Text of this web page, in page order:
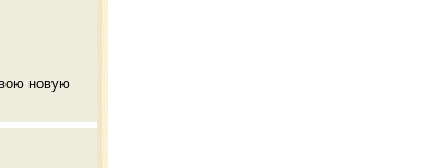
новую